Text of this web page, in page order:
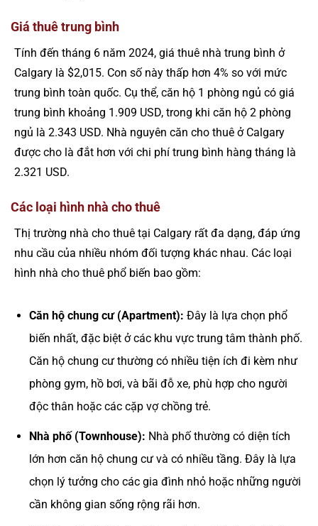
Giá thuê trung bình
Tính đến tháng 6 năm 2024, giá thuê nhà trung bình ở
Calgary là $2,015. Con số này thấp hơn 4% so với mức
trung bình toàn quốc. Cụ thể, căn hộ 1 phòng ngủ có giá
trung bình khoảng 1.909 USD, trong khi căn hộ 2 phòng
ngủ là 2.343 USD. Nhà nguyên căn cho thuê ở Calgary
được cho là đắt hơn với chi phí trung bình hàng tháng là
2.321 USD.
Các loại hình nhà cho thuê
Thị trường nhà cho thuê tại Calgary rất đa dạng, đáp ứng
nhu cầu của nhiều nhóm đối tượng khác nhau. Các loại
hình nhà cho thuê phổ biến bao gồm:
Căn hộ chung cư (Apartment): Đây là lựa chọn phổ
biến nhất, đặc biệt ở các khu vực trung tâm thành phố.
Căn hộ chung cư thường có nhiều tiện ích đi kèm như
phòng gym, hồ bơi, và bãi đỗ xe, phù hợp cho người
độc thân hoặc các cặp vợ chồng trẻ.
Nhà phố (Townhouse): Nhà phố thường có diện tích
lớn hơn căn hộ chung cư và có nhiều tầng. Đây là lựa
chọn lý tưởng cho các gia đình nhỏ hoặc những người
cần không gian sống rộng rãi hơn.